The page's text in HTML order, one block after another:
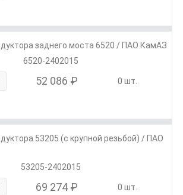
заднего моста 6520 / ПАО КамАЗ
6520-2402015
52 086 ₽ 0 шт.
53205 (с крупной резьбой) / ПАО
53205-2402015
69 274 ₽ 0 шт.